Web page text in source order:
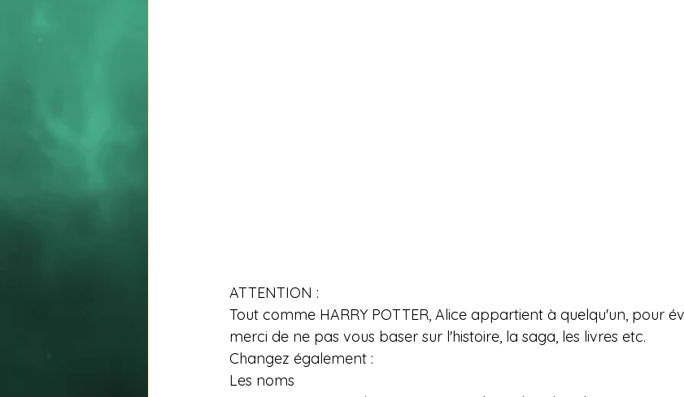
ATTENTION :
Tout comme HARRY POTTER, Alice appartient à quelqu'un, pour
merci de ne pas vous baser sur l'histoire, la saga, les livres etc.
Changez également :
Les noms